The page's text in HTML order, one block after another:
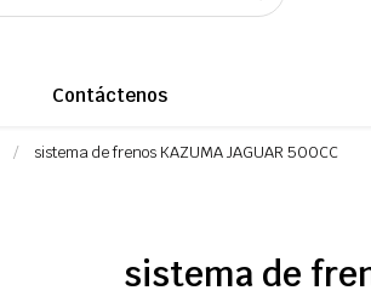
Contáctenos
sistema de frenos KAZUMA JAGUAR 500CC
sistema de